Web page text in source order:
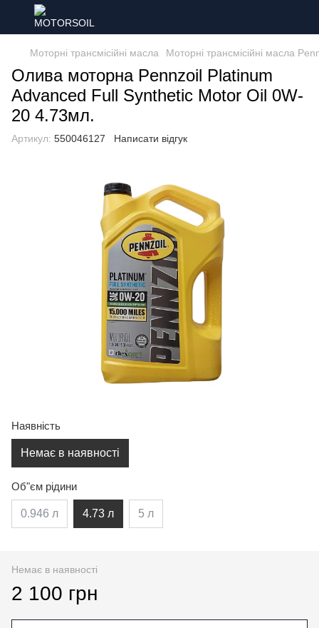
Моторні трансмісійні масла Моторні трансмісійні масла
Олива моторна Pennzoil Platinum
Advanced Full Synthetic Motor Oil 0W-
20 4.73мл.
Артикул: 550046127 Написати відгук
Наявність
Немає в наявності
Об"єм рідини
0.946 л 4.73 л 5 л
Немає в наявності
2 100 грн